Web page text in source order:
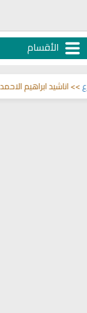
الأقسام
ابراهيم الاحمد 🌾